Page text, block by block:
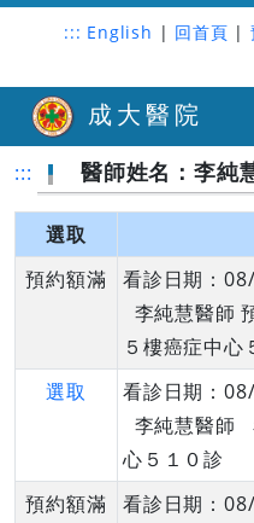
::: English | 回首頁 |
成大醫院
::: 醫師姓名：李純
選取
預約額滿
看診日期：
李純慧醫師
５樓癌症中心
選取
看診日期：
李純慧醫師
心５１０診
預約額滿
看診日期：